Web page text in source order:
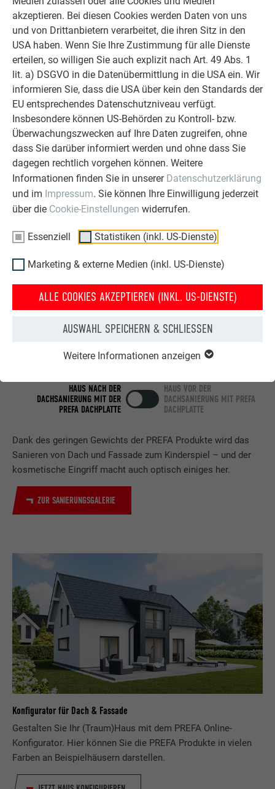
akzeptieren. Bei diesen Cookies werden Daten von uns
und von Drittanbietern verarbeitet, die ihren Sitz in den
USA haben. Wenn Sie Ihre Zustimmung für alle Dienste
erteilen, so willigen Sie auch explizit nach Art. 49 Abs. 1
lit. a) DSGVO in die Datenübermittlung in die USA ein. Wir
informieren Sie, dass die USA über kein den Standards der
EU entsprechendes Datenschutzniveau verfügt.
Insbesondere können US-Behörden zu Kontroll- bzw.
Überwachungszwecken auf Ihre Daten zugreifen, ohne
dass Sie darüber informiert werden und ohne dass Sie
dagegen rechtlich vorgehen können. Weitere
Informationen finden Sie in unserer Datenschutzerklärung
und im Impressum. Sie können Ihre Einwilligung jederzeit
über die Cookie-Einstellungen widerrufen.
Essenziell Statistiken (inkl. US-Dienste)
Marketing & externe Medien (inkl. US-Dienste)
ALLE COOKIES AKZEPTIEREN (INKL. US-DIENSTE)
AUSWAHL SPEICHERN & SCHLIESSEN
Weitere Informationen anzeigen
allen Phasen Ihres Projektes als
starker Begleiter zur Seite zu stehen.
Überzeugen Sie sich selbst!
ERFAHRUNGSBERICHTE LESEN
Dank des geringen Gewichts der PREFA Produkte wird das
Sanieren von Dach und Fassade zum Kinderspiel – und der
kosmetische Eingriff macht auch optisch einiges her.
ZUR SANIERUNGSGALERIE
PREFA SANIERUNGSGALERIE
OBJEKTE VOR UND NACH DER SANIERUNG
HAUS NACH DER
DACHSANIERUNG MIT DER
PREFA DACHPLATTE
HAUS VOR DER
DACHSANIERUNG MIT PREFA
DACHPLATTE
Konfigurator für Dach & Fassade
Gestalten Sie Ihr (Traum)Haus mit dem PREFA Online-
Konfigurator. Hier können Sie die PREFA Produkte in vielen
Farben an Beispielhäusern darstellen.